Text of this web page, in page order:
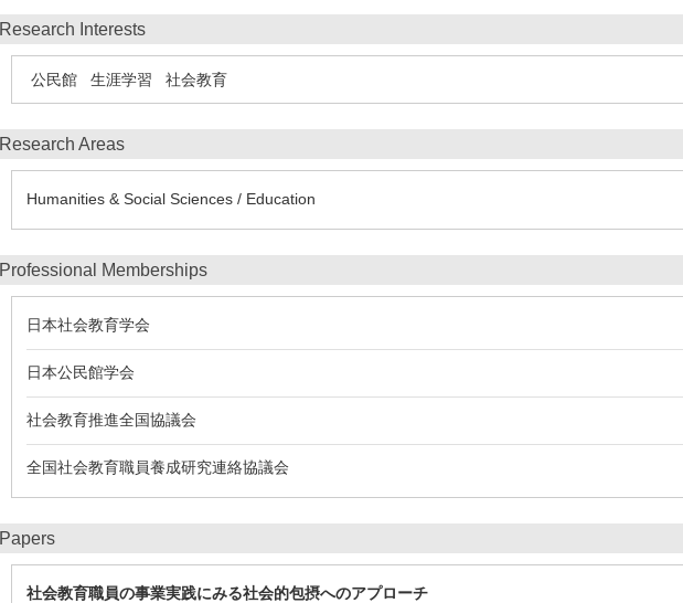
Research Interests
公民館 生涯学習 社会教育
Research Areas
Humanities & Social Sciences / Education
Professional Memberships
日本社会教育学会
日本公民館学会
社会教育推進全国協議会
全国社会教育職員養成研究連絡協議会
Papers
社会教育職員の事業実践にみる社会的包摂へのアプローチ